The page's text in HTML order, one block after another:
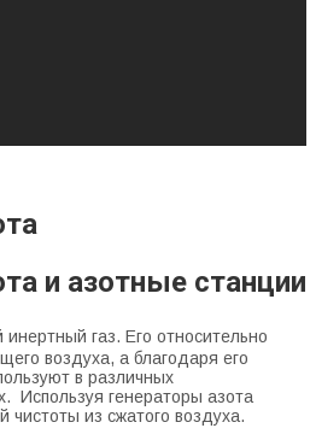
и азотные станции
газ. Его относительно
воздуха, а благодаря его
в различных
Используя генераторы азота
чистоты из сжатого воздуха.